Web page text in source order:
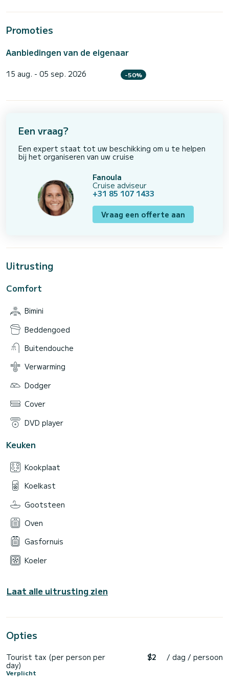
Promoties
Aanbiedingen van de eigenaar
15 aug. - 05 sep. 2026 -50%
Een vraag?
Een expert staat tot uw beschikking om u te helpen
bij het organiseren van uw cruise
Fanoula
Cruise adviseur
+31 85 107 1433
Vraag een offerte aan
Uitrusting
Comfort
Bimini
Beddengoed
Buitendouche
Verwarming
Dodger
Cover
DVD player
Keuken
Kookplaat
Koelkast
Gootsteen
Oven
Gasfornuis
Koeler
Laat alle uitrusting zien
Opties
Tourist tax (per person per
day)
Verplicht
$2 / dag / persoon